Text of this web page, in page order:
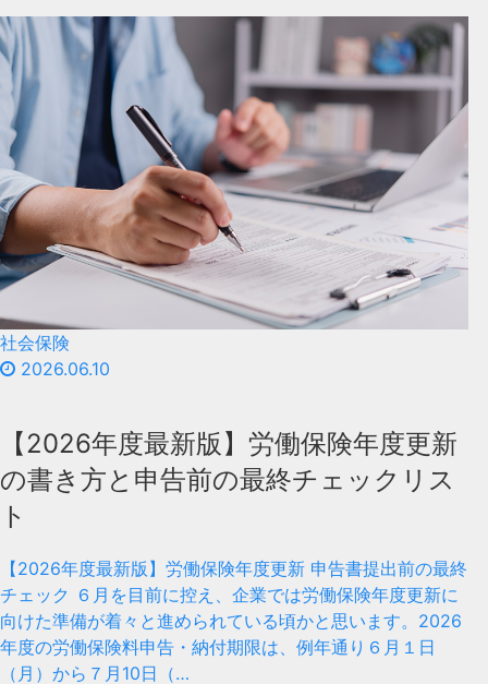
社会保険
2026.06.10
【2026年度最新版】労働保険年度更新
の書き方と申告前の最終チェックリス
ト
【2026年度最新版】労働保険年度更新 申告書提出前の最終
チェック ６月を目前に控え、企業では労働保険年度更新に
向けた準備が着々と進められている頃かと思います。2026
年度の労働保険料申告・納付期限は、例年通り６月１日
（月）から７月10日（…